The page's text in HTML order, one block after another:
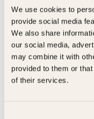
We use cookies to
provide social media
We also share
our social media,
may combine it with
provided to them or
of their services.
Kundeservice
23 11 82 80
For bokhandlere og
salg@kagge.no
23 11 82 80